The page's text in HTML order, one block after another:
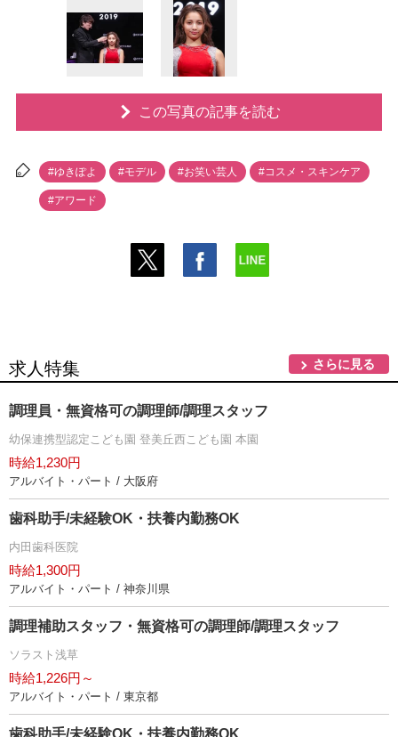
この写真の記事を読む
#ゆきぽよ #モデル #お笑い芸人 #コスメ・スキンケア
#アワード
求人特集 さらに見る
調理員・無資格可の調理師/調理スタッフ
幼保連携型認定こども園 登美丘西こども園 本園
時給1,230円
アルバイト・パート / 大阪府
歯科助手/未経験OK・扶養内勤務OK
内田歯科医院
時給1,300円
アルバイト・パート / 神奈川県
調理補助スタッフ・無資格可の調理師/調理スタッフ
ソラスト浅草
時給1,226円～
アルバイト・パート / 東京都